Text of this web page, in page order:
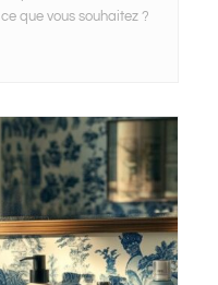
que vous souhaitez ?